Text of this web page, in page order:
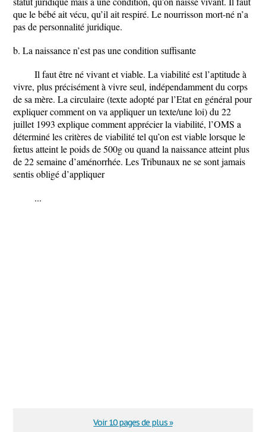
que le bébé ait vécu, qu’il ait respiré. Le nourrisson mort-né n’a
pas de personnalité juridique.
b. La naissance n’est pas une condition suffisante
Il faut être né vivant et viable. La viabilité est l’aptitude à
vivre, plus précisément à vivre seul, indépendamment du corps
de sa mère. La circulaire (texte adopté par l’Etat en général pour
expliquer comment on va appliquer un texte/une loi) du 22
juillet 1993 explique comment apprécier la viabilité, l’OMS a
déterminé les critères de viabilité tel qu’on est viable lorsque le
fœtus atteint le poids de 500g ou quand la naissance atteint plus
de 22 semaine d’aménorrhée. Les Tribunaux ne se sont jamais
sentis obligé d’appliquer
...
Voir 10 pages de plus »